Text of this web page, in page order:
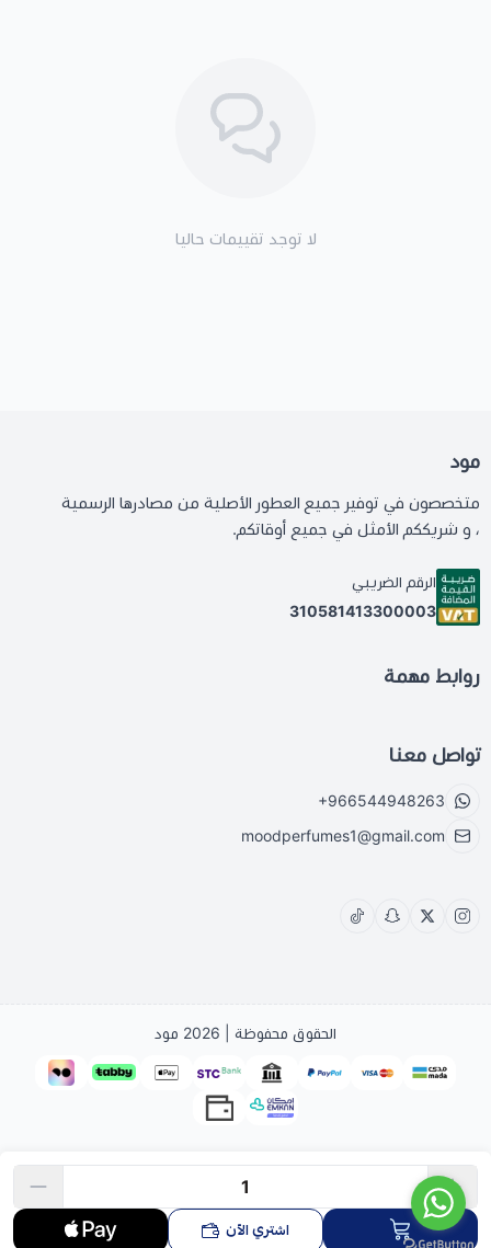
اشتري الآن
لا توجد تقييمات حاليا
مود
متخصصون في توفير جميع العطور الأصلية من مصادرها الرسمية
، و شريككم الأمثل في جميع أوقاتكم.
الرقم الضريبي
310581413300003
روابط مهمة
تواصل معنا
+966544948263
moodperfumes1@gmail.com
الحقوق محفوظة | 2026 مود